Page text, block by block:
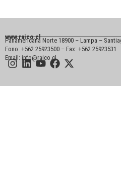
www.raico.cl
Panamericana Norte 18900 – Lampa –
Fono: +562 25923500 – Fax: +562 25923531
Email: info@raico.cl